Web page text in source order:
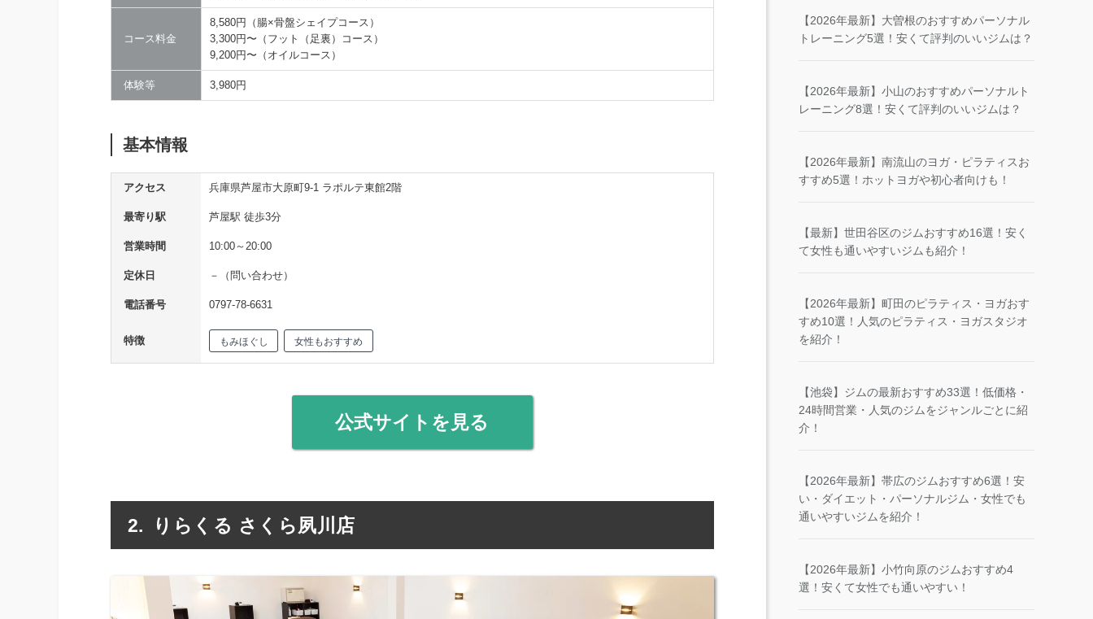
コース料金
8,580円（腸×骨盤シェイプコース）
3,300円〜（フット（足裏）コース）
9,200円〜（オイルコース）
体験等 3,980円
基本情報
アクセス 兵庫県芦屋市大原町9-1 ラポルテ東館2階
最寄り駅 芦屋駅 徒歩3分
営業時間 10:00～20:00
定休日 －（問い合わせ）
電話番号 0797-78-6631
特徴 もみほぐし 女性もおすすめ
公式サイトを見る
りらくる さくら夙川店
【2026年最新】大曽根のおすすめパーソナル
トレーニング5選！安くて評判のいいジムは？
【2026年最新】小山のおすすめパーソナルト
レーニング8選！安くて評判のいいジムは？
【2026年最新】南流山のヨガ・ピラティスお
すすめ5選！ホットヨガや初心者向けも！
【最新】世田谷区のジムおすすめ16選！安く
て女性も通いやすいジムも紹介！
【2026年最新】町田のピラティス・ヨガおす
すめ10選！人気のピラティス・ヨガスタジオ
を紹介！
【池袋】ジムの最新おすすめ33選！低価格・
24時間営業・人気のジムをジャンルごとに紹
介！
【2026年最新】帯広のジムおすすめ6選！安
い・ダイエット・パーソナルジム・女性でも
通いやすいジムを紹介！
【2026年最新】小竹向原のジムおすすめ4
選！安くて女性でも通いやすい！